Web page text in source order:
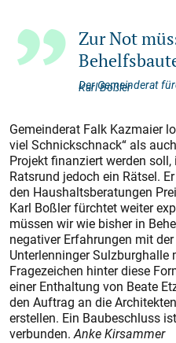
Zur Not
Karl Boßler
Der Gemeinderat
Gemeinderat Falk Kazmaier
viel Schnickschnack“ als
Projekt finanziert werden
Ratsrund jedoch ein Rätsel.
den Haushaltsberatungen
Karl Boßler fürchtet weiter
müssen wir wie bisher in
negativer Erfahrungen mit
Unterlenninger
Fragezeichen hinter diese
einer Enthaltung von Beate
den Auftrag an die
erstellen. Ein Baubeschluss
verbunden.Anke Kirsammer